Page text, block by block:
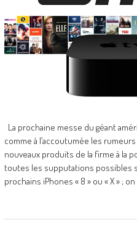
La prochaine messe du géant
comme à l’accoutumée les
nouveaux produits de la firme à la
toutes les supputations possibles
prochains iPhones « 8 » ou « X » ;